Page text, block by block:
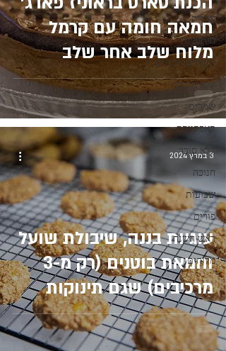
עוגיות
חיתוכיות
קינוחים אישיים
ללא מיקסר
שמרים
קאפקייקס
ללא סוכר
חנוכה
שבועות
פורים
ראש השנה
מלוחים
חמאה חומה עם קרמל
מלוח שלב אחר שלב
עוגיות בננה, שיבולת שועל
וחמאת בוטנים (רק מ-3
מרכיבים) שגם תינוקות
יכולים לאכול
3 במרץ 2024